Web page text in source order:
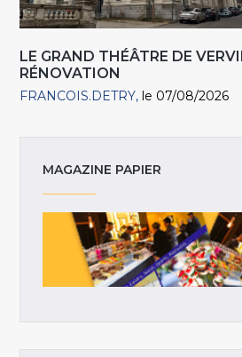
LE GRAND THÉÂTRE DE
RÉNOVATION
FRANCOIS.DETRY le 07/08/2026
MAGAZINE PAPIER